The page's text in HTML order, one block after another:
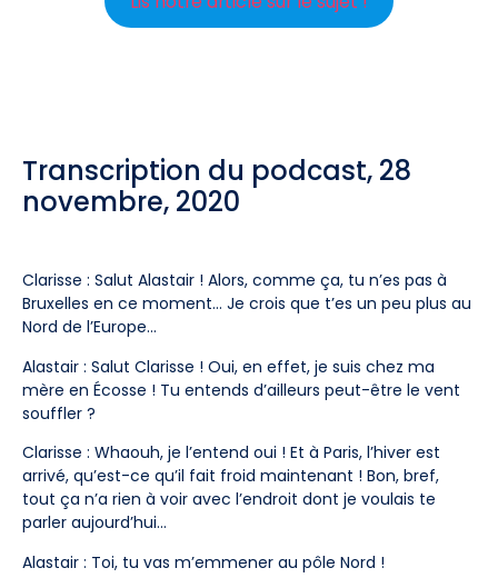
Transcription du podcast, 28
novembre, 2020
Clarisse : Salut Alastair ! Alors, comme ça, tu n’es pas à
Bruxelles en ce moment… Je crois que t’es un peu plus au
Nord de l’Europe…
Alastair : Salut Clarisse ! Oui, en effet, je suis chez ma
mère en Écosse ! Tu entends d’ailleurs peut-être le vent
souffler ?
Clarisse : Whaouh, je l’entend oui ! Et à Paris, l’hiver est
arrivé, qu’est-ce qu’il fait froid maintenant ! Bon, bref,
tout ça n’a rien à voir avec l’endroit dont je voulais te
parler aujourd’hui…
Alastair : Toi, tu vas m’emmener au pôle Nord !